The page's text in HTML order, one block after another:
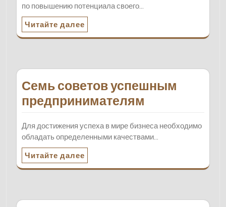
по повышению потенциала своего…
Читайте далее
Семь советов успешным
предпринимателям
Для достижения успеха в мире бизнеса необходимо
обладать определенными качествами…
Читайте далее